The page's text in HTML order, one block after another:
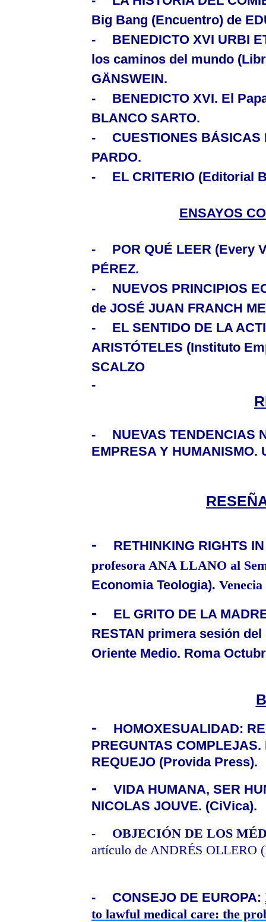
Big Bang (Encuentro) de
-
BENEDICTO XVI URBI
los caminos del mundo
GÄNSWEIN.
-
BENEDICTO XVI. El
BLANCO SARTO.
-
CUESTIONES
PARDO.
-
EL CRITERIO (Editorial
ENSAYOS
- POR QUÉ LEER (Every
PÉREZ.
-
NUEVOS PRINCIPIOS
de JOSÉ JUAN FRANCH
-
EL SENTIDO DE LA
ARISTÓTELES (Instituto
SCALZO
-
-
NUEVAS TENDENCIAS
EMPRESA Y
-
RETHINKING RIGHTS
profesora ANA LLANO al
Economia Teologia).
-
EL GRITO DE LA
RESTAN primera sesión
Oriente Medio. Roma
-
HOMOXESUALIDAD:
PREGUNTAS
REQUEJO (Provida Press).
-
VIDA HUMANA, SER
NICOLAS JOUVE. (CiVica).
-
OBJECIÓN DE LOS
artículo de ANDRÉS OLLERO
- CONSEJO DE EUROPA:
to lawful medical care: the